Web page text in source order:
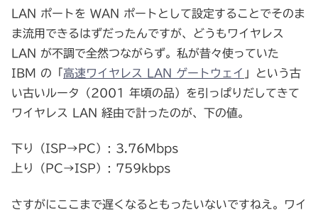
LAN ポートを WAN ポートとして設定することでそのま
ま流用できるはずだったんですが、どうもワイヤレス
LAN が不調で全然つながらず。私が昔々使っていた
IBM の「 高速ワイヤレス LAN ゲートウェイ 」という古
い古いルータ（2001 年頃の品）を引っぱりだしてきて
ワイヤレス LAN 経由で計ったのが、下の値。
下り（ISP→PC）: 3.76Mbps
上り（PC→ISP）: 759kbps
さすがにここまで遅くなるともったいないですねえ。ワイ